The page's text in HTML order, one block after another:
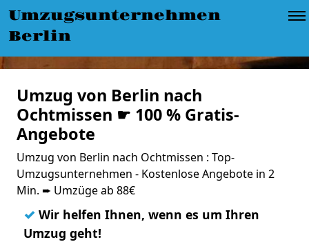
Umzugsunternehmen
Berlin
Umzug von Berlin nach
Ochtmissen ☛ 100 % Gratis-
Angebote
Umzug von Berlin nach Ochtmissen : Top-
Umzugsunternehmen - Kostenlose Angebote in 2
Min. ➨ Umzüge ab 88€
✓ Wir helfen Ihnen, wenn es um Ihren
Umzug geht!